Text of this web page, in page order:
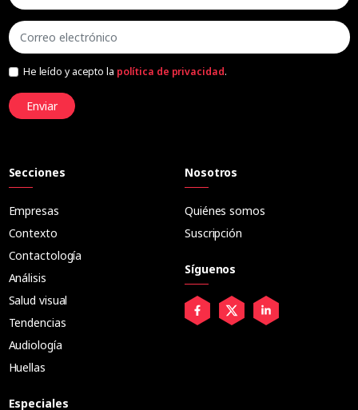
He leído y acepto la política de privacidad.
Enviar
Secciones
Empresas
Contexto
Contactología
Análisis
Salud visual
Tendencias
Audiología
Huellas
Especiales
Nosotros
Quiénes somos
Suscripción
Síguenos